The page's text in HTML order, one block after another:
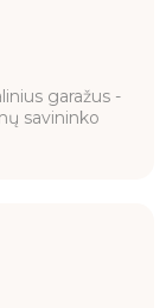
garažus -
savininko